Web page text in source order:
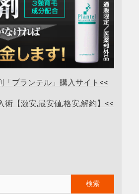
「プランテル」購入サイト<<
術【激安,最安値,格安,解約】<<